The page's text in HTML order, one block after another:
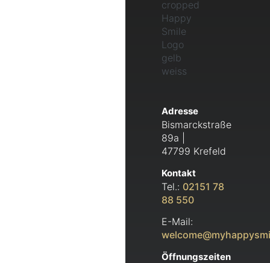
Adresse
Bismarckstraße
89a |
47799 Krefeld
Kontakt
Tel.: 02151 78
88 550
E-Mail:
Öffnungszeiten